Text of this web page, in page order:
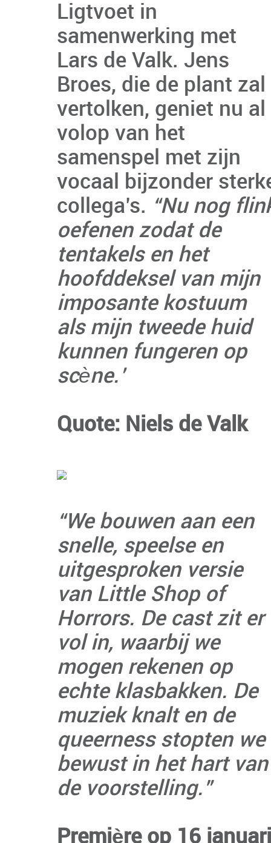
Ligtvoet in
samenwerking met
Lars de Valk. Jens
Broes, die de plant zal
vertolken, geniet nu al
volop van het
samenspel met zijn
vocaal bijzonder
collega’s. “Nu nog
oefenen zodat de
tentakels en het
hoofddeksel van mijn
imposante kostuum
als mijn tweede huid
kunnen fungeren op
scène.’
Quote: Niels de Valk
“We bouwen aan een
snelle, speelse en
uitgesproken versie
van Little Shop of
Horrors. De cast zit er
vol in, waarbij we
mogen rekenen op
echte klasbakken. De
muziek knalt en de
queerness stopten we
bewust in het hart van
de voorstelling.”
Première op 16 januari